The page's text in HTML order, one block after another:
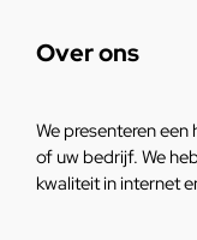
Over ons
We presenteren
of uw bedrijf. We
kwaliteit in internet